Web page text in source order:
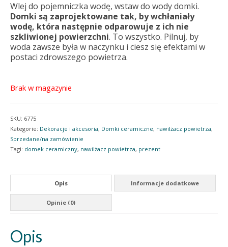
Wlej do pojemniczka wodę, wstaw do wody domki.
Domki są zaprojektowane tak, by wchłaniały
wodę, która następnie odparowuje z ich nie
szkliwionej powierzchni. To wszystko. Pilnuj, by
woda zawsze była w naczynku i ciesz się efektami w
postaci zdrowszego powietrza.
Brak w magazynie
SKU: 6775
Kategorie: Dekoracje i akcesoria, Domki ceramiczne, nawilżacz powietrza,
Sprzedane/na zamówienie
Tagi: domek ceramiczny, nawilżacz powietrza, prezent
Opis Informacje dodatkowe
Opinie (0)
Opis